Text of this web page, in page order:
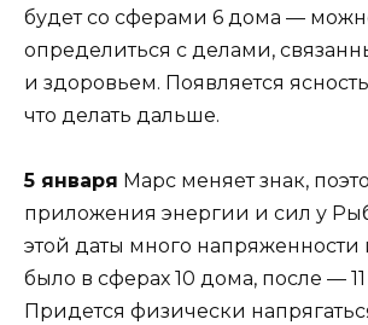
будет со сферами 6 дома —
определиться с делами,
и здоровьем. Появляется
что делать дальше.
5 января Марс меняет знак,
приложения энергии и сил у
этой даты много напряженности
было в сферах 10 дома, после —
Придется физически